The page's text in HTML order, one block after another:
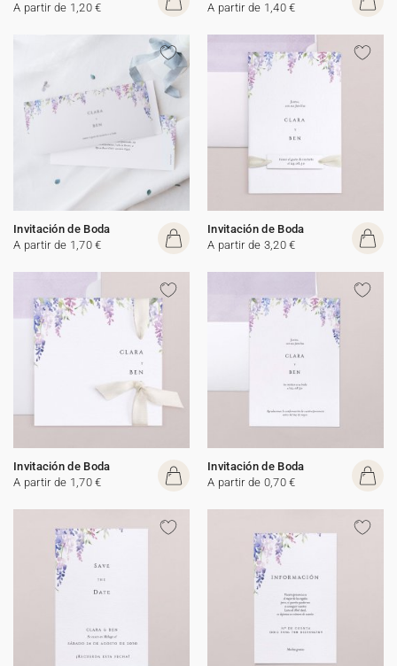
A partir de 1,20 €
A partir de 1,40 €
Invitación de Boda
A partir de 1,70 €
Invitación de Boda
A partir de 3,20 €
Invitación de Boda
A partir de 1,70 €
Invitación de Boda
A partir de 0,70 €